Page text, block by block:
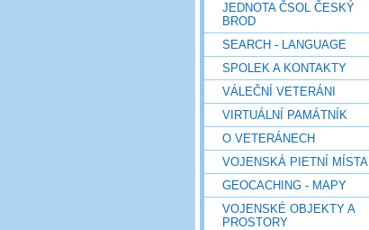
JEDNOTA ČSOL ČESKÝ
BROD
SEARCH - LANGUAGE
SPOLEK A KONTAKTY
VÁLEČNÍ VETERÁNI
VIRTUÁLNÍ PAMÁTNÍK
O VETERÁNECH
VOJENSKÁ PIETNÍ MÍSTA
GEOCACHING - MAPY
VOJENSKÉ OBJEKTY A
PROSTORY